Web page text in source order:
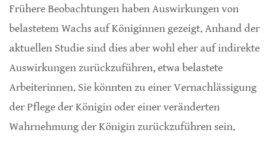
Frühere Beobachtungen haben Auswirkungen von
belastetem Wachs auf Königinnen gezeigt. Anhand der
aktuellen Studie sind dies aber wohl eher auf indirekte
Auswirkungen zurückzuführen, etwa belastete
Arbeiterinnen. Sie könnten zu einer Vernachlässigung
der Pflege der Königin oder einer veränderten
Wahrnehmung der Königin zurückzuführen sein.